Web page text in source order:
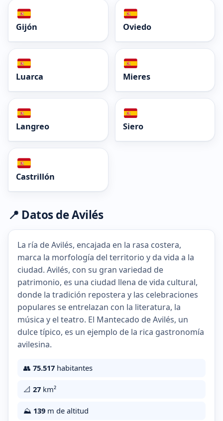
Gijón Oviedo
Luarca Mieres
Langreo Siero
Castrillón
📍 Datos de Avilés
La ría de Avilés, encajada en la rasa costera,
marca la morfología del territorio y da vida a la
ciudad. Avilés, con su gran variedad de
patrimonio, es una ciudad llena de vida cultural,
donde la tradición repostera y las celebraciones
populares se entrelazan con la literatura, la
música y el teatro. El Mantecado de Avilés, un
dulce típico, es un ejemplo de la rica gastronomía
avilesina.
👥 75.517 habitantes
📐 27 km²
⛰️ 139 m de altitud